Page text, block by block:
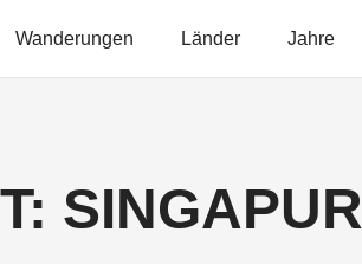
Wanderungen Länder Jahre
SINGAPUR